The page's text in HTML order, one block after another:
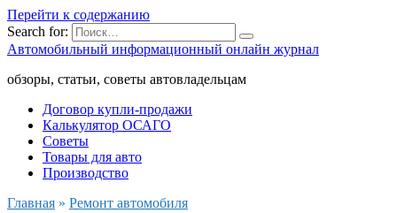
Перейти к содержанию
Search for:
Автомобильный информационный онлайн журнал
обзоры, статьи, советы автовладельцам
Договор купли-продажи
Калькулятор ОСАГО
Советы
Товары для авто
Производство
Главная » Ремонт автомобиля